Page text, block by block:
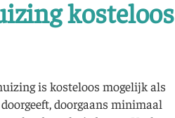
kosteloos
is kosteloos mogelijk als
doorgaans minimaal